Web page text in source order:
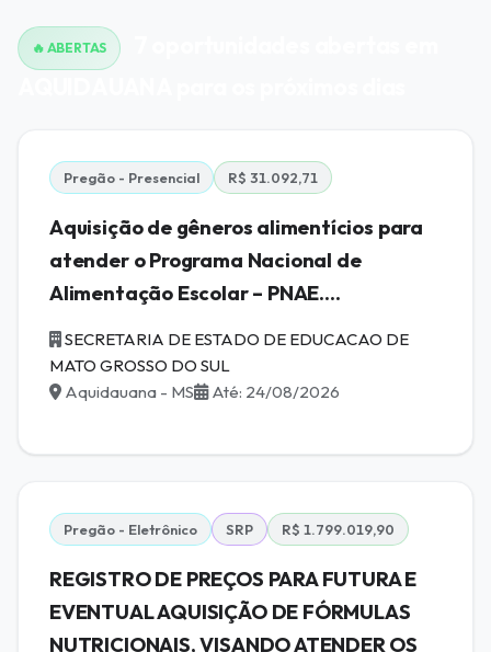
🔥 ABERTAS
Pregão - Presencial R$ 31.092,71
Aquisição de gêneros alimentícios para
atender o Programa Nacional de
Alimentação Escolar – PNAE....
SECRETARIA DE ESTADO DE EDUCACAO DE
MATO GROSSO DO SUL
Aquidauana - MS
Até: 24/08/2026
Pregão - Eletrônico SRP R$ 1.799.019,90
REGISTRO DE PREÇOS PARA FUTURA E
EVENTUAL AQUISIÇÃO DE FÓRMULAS
NUTRICIONAIS, VISANDO ATENDER OS